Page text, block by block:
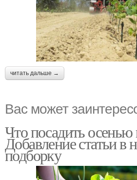
читать дальше →
Вас может
Что посадить осенью
Добавление статьи в
подборку